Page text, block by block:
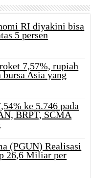
RI diyakini bisa
5 persen
7,57%, rupiah
bursa Asia yang
ke 5.746 pada
BRPT, SCMA
(PGUN) Realisasi
26,6 Miliar per